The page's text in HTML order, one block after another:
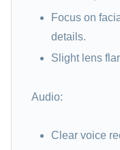
Focus on
details.
Slight lens
Audio:
Clear voice